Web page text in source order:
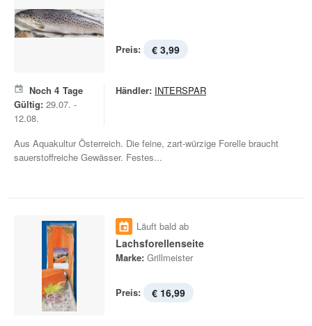
Preis: € 3,99
Noch 4 Tage
Gültig: 29.07. -
12.08.
Händler: INTERSPAR
Aus Aquakultur Österreich. Die feine, zart-würzige Forelle braucht
sauerstoffreiche Gewässer. Festes...
Läuft bald ab
Lachsforellenseite
Marke: Grillmeister
Preis: € 16,99